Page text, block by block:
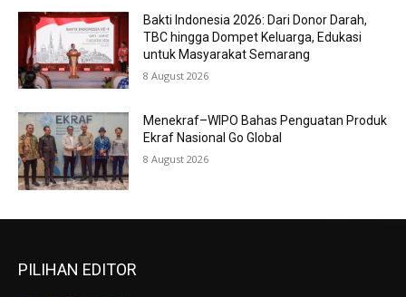
Bakti Indonesia 2026: Dari Donor Darah,
TBC hingga Dompet Keluarga, Edukasi
untuk Masyarakat Semarang
8 August 2026
Menekraf–WIPO Bahas Penguatan Produk
Ekraf Nasional Go Global
8 August 2026
PILIHAN EDITOR